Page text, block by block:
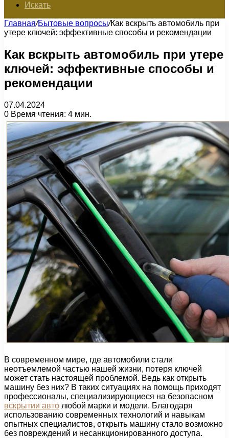
Искать
Главная/Бытовые вопросы/Как вскрыть автомобиль при
утере ключей: эффективные способы и рекомендации
Как вскрыть автомобиль при утере
ключей: эффективные способы и
рекомендации
07.04.2024
0 Время чтения: 4 мин.
В современном мире, где автомобили стали
неотъемлемой частью нашей жизни, потеря ключей
может стать настоящей проблемой. Ведь как открыть
машину без них? В таких ситуациях на помощь приходят
профессионалы, специализирующиеся на безопасном
вскрытии авто любой марки и модели. Благодаря
использованию современных технологий и навыкам
опытных специалистов, открыть машину стало возможно
без повреждений и несанкционированного доступа.